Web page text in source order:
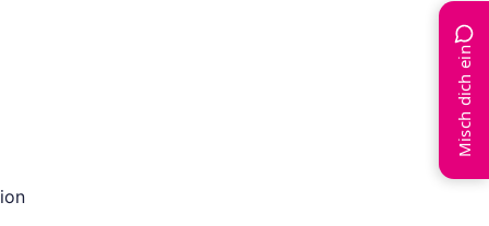
Misch dich ein